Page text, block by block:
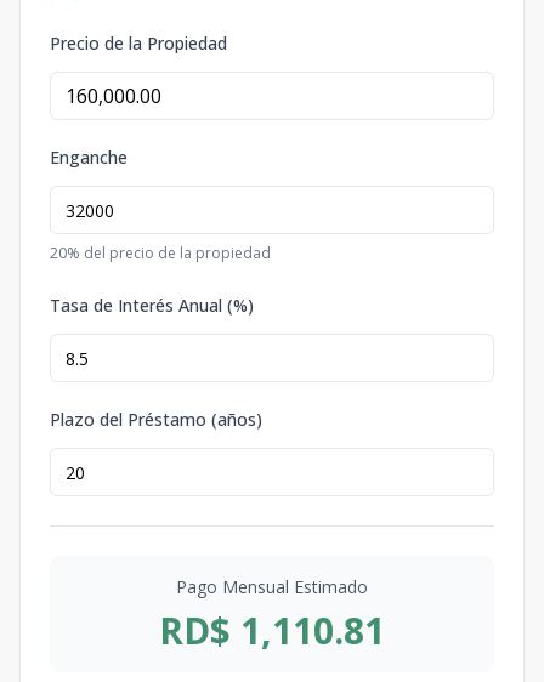
Precio de la Propiedad
Enganche
20% del precio de la propiedad
Tasa de Interés Anual (%)
Plazo del Préstamo (años)
Pago Mensual Estimado
RD$ 1,110.81